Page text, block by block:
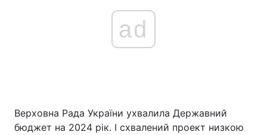
Головна Війна
ad
Верховна Рада України ухвалила Державний
бюджет на 2024 рік. І схвалений проект низкою